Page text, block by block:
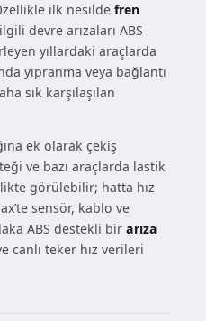
ilk nesilde fren
devre arızaları ABS
yıllardaki araçlarda
yıpranma veya bağlantı
sık karşılaşılan
ek olarak çekiş
ve bazı araçlarda lastik
görülebilir; hatta hız
sensör, kablo ve
ABS destekli bir arıza
canlı teker hız verileri